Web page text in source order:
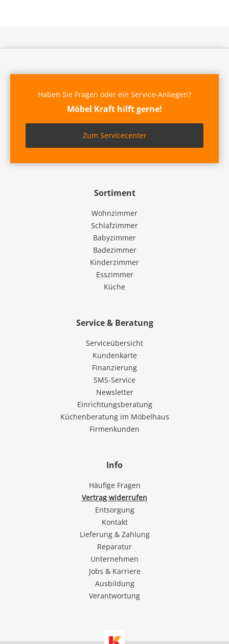
Sortiment
Wohnzimmer
Schlafzimmer
Babyzimmer
Badezimmer
Kinderzimmer
Esszimmer
Küche
Service & Beratung
Serviceübersicht
Kundenkarte
Finanzierung
SMS-Service
Newsletter
Einrichtungsberatung
Küchenberatung im Möbelhaus
Firmenkunden
Info
Häufige Fragen
Vertrag widerrufen
Entsorgung
Kontakt
Lieferung & Zahlung
Reparatur
Unternehmen
Jobs & Karriere
Ausbildung
Verantwortung
Haben Sie Fragen oder ein Service-Anliegen?
Möbel Kraft hilft gerne!
Zum Servicecenter